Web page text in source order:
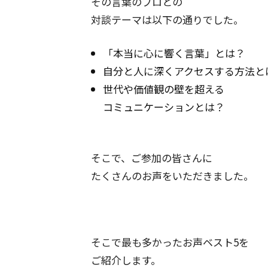
対談テーマは以下の通りでした。
「本当に心に響く言葉」とは？
自分と人に深くアクセスする方法
世代や価値観の壁を超える
コミュニケーションとは？
そこで、ご参加の皆さんに
たくさんのお声をいただきました。
そこで最も多かったお声ベスト5を
ご紹介します。